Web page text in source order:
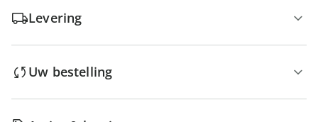
Levering
Uw bestelling